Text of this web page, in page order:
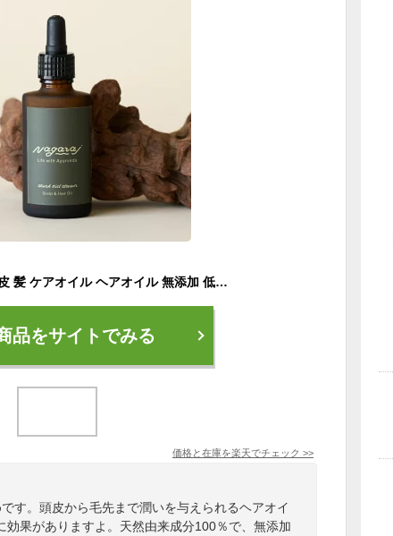
【P2倍】 Nagaraj 頭皮 髪 ケアオイル ヘアオイル 無添加 低刺激 根本 スカルプケア 根本 乾燥 枝毛 切れ毛 毛 髪質 健康 肌 地肌 セサミオイル オーガニック ラベンダー サンダルウッド ユーカリ ボタニカル 植物由来 天然 アーユルヴェーダ 高浸透 浸透 内部 深部
品をサイトでみる
価格と在庫を楽天でチェック >>
す。頭皮から毛先まで潤いを与えられるヘアオイ
効果がありますよ。天然由来成分100％で、無添加